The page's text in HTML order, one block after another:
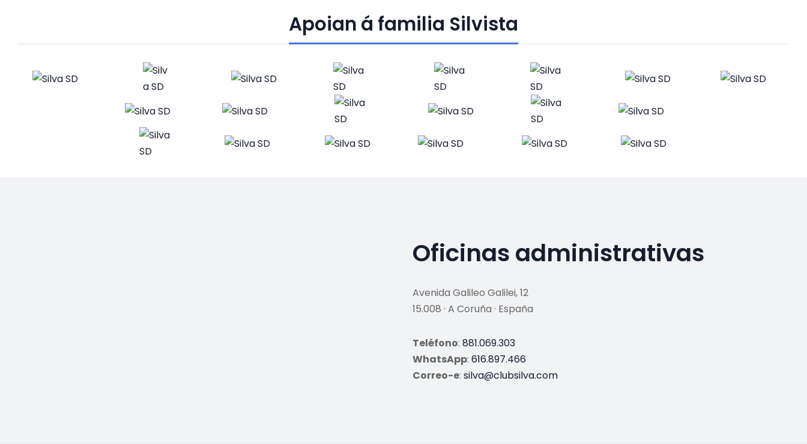
Apoian á familia Silvista
Oficinas administrativas
Avenida Galileo Galilei, 12
15.008 · A Coruña · España
Teléfono: 881.069.303
WhatsApp: 616.897.466
Correo-e: silva@clubsilva.com